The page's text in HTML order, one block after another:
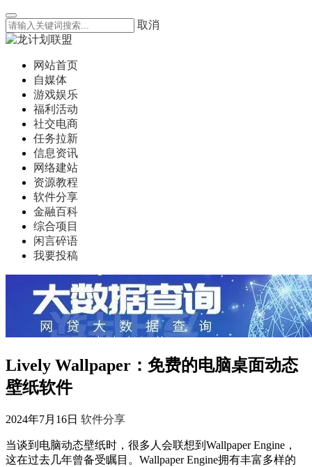
取消
网站首页
自媒体
游戏娱乐
福利活动
社交电商
任务拉新
信息资讯
网络建站
资源教程
软件分享
金融百科
综合项目
闲言碎语
我要投稿
Lively Wallpaper：免费的电脑桌面动态
壁纸软件
2024年7月16日 软件分享
当谈到电脑动态壁纸时，很多人会联想到Wallpaper⁢ Engine，
这在过去几年曾备受瞩目。Wallpaper Engine拥有丰富多样的